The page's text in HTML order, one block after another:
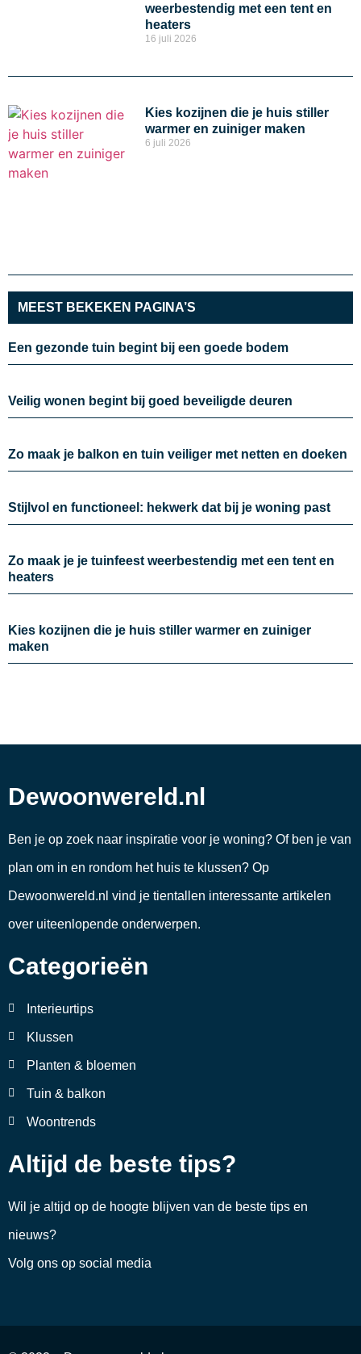
weerbestendig met een tent en
heaters
16 juli 2026
Kies kozijnen die je huis stiller
warmer en zuiniger maken
6 juli 2026
MEEST BEKEKEN PAGINA’S
Een gezonde tuin begint bij een goede bodem
Veilig wonen begint bij goed beveiligde deuren
Zo maak je balkon en tuin veiliger met netten en doeken
Stijlvol en functioneel: hekwerk dat bij je woning past
Zo maak je je tuinfeest weerbestendig met een tent en
heaters
Kies kozijnen die je huis stiller warmer en zuiniger
maken
Dewoonwereld.nl
Ben je op zoek naar inspiratie voor je woning? Of ben je van
plan om in en rondom het huis te klussen? Op
Dewoonwereld.nl vind je tientallen interessante artikelen
over uiteenlopende onderwerpen.
Categorieën
Interieurtips
Klussen
Planten & bloemen
Tuin & balkon
Woontrends
Altijd de beste tips?
Wil je altijd op de hoogte blijven van de beste tips en
nieuws?
Volg ons op social media